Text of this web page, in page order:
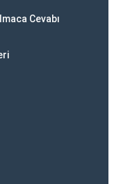
Cevabı